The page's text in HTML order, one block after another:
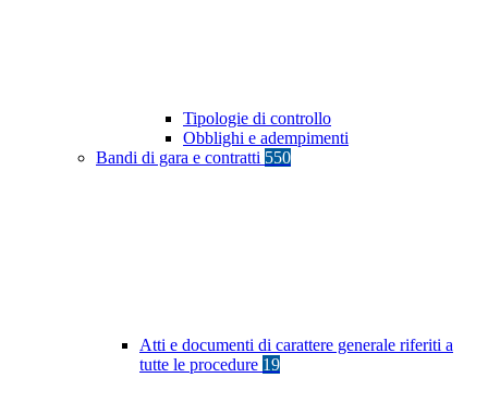
Tipologie di controllo
Obblighi e adempimenti
Bandi di gara e contratti 550
Atti e documenti di carattere generale riferiti a
tutte le procedure 19